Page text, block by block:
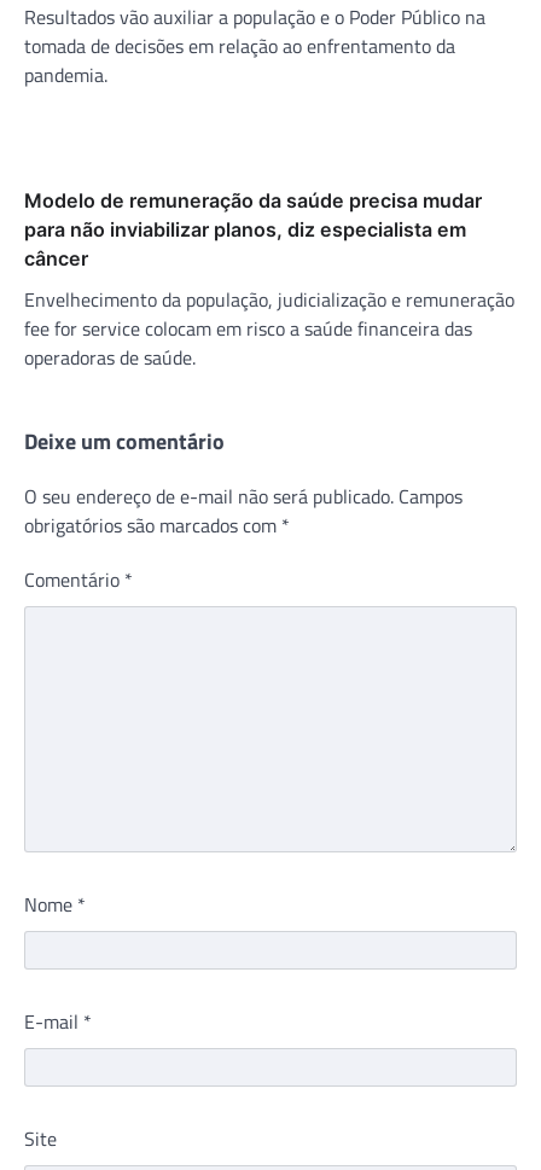
Resultados vão auxiliar a população e o Poder Público na
tomada de decisões em relação ao enfrentamento da
pandemia.
Modelo de remuneração da saúde precisa mudar
para não inviabilizar planos, diz especialista em
câncer
Envelhecimento da população, judicialização e remuneração
fee for service colocam em risco a saúde financeira das
operadoras de saúde.
Deixe um comentário
O seu endereço de e-mail não será publicado. Campos
obrigatórios são marcados com *
Comentário *
Nome *
E-mail *
Site